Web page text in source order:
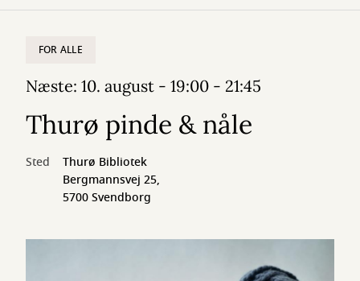
FOR ALLE
Næste: 10. august - 19:00 - 21:45
Thurø pinde & nåle
Sted
Thurø Bibliotek
Bergmannsvej 25,
5700 Svendborg